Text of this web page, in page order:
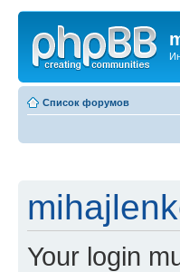
Список форумов
Your login